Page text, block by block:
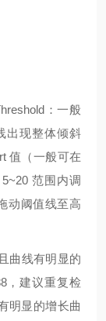
：一般
出现整体倾斜
值（一般可在
范围内调
动阈值线至高
曲线有明显的
，建议重复检
明显的增长曲